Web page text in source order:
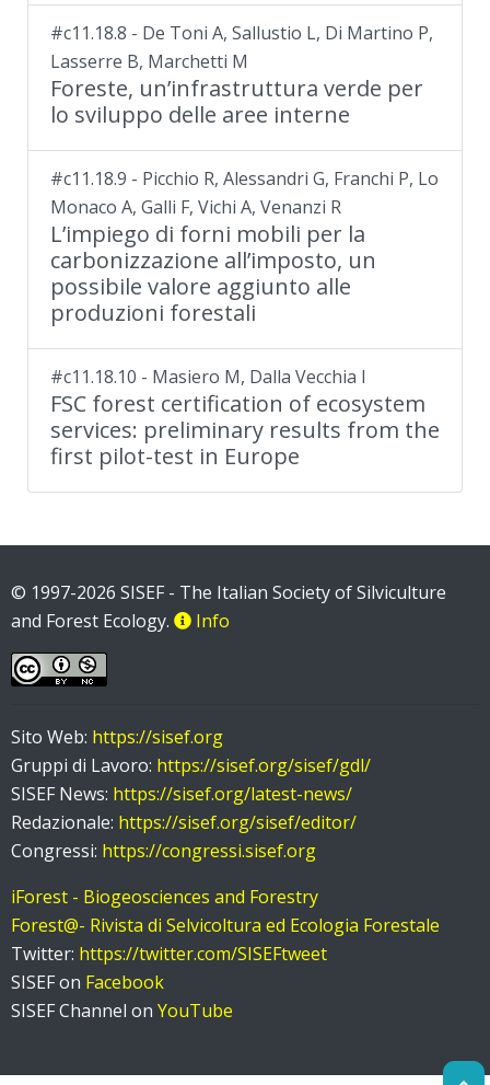
#c11.18.8 - De Toni A, Sallustio L, Di Martino P,
Lasserre B, Marchetti M
Foreste, un’infrastruttura verde per
lo sviluppo delle aree interne
#c11.18.9 - Picchio R, Alessandri G, Franchi P, Lo
Monaco A, Galli F, Vichi A, Venanzi R
L’impiego di forni mobili per la
carbonizzazione all’imposto, un
possibile valore aggiunto alle
produzioni forestali
#c11.18.10 - Masiero M, Dalla Vecchia I
FSC forest certification of ecosystem
services: preliminary results from the
first pilot-test in Europe
© 1997-2026 SISEF - The Italian Society of Silviculture
and Forest Ecology.
Info
Sito Web: https://sisef.org
Gruppi di Lavoro: https://sisef.org/sisef/gdl/
SISEF News: https://sisef.org/latest-news/
Redazionale: https://sisef.org/sisef/editor/
Congressi: https://congressi.sisef.org
iForest - Biogeosciences and Forestry
Forest@- Rivista di Selvicoltura ed Ecologia Forestale
Twitter: https://twitter.com/SISEFtweet
SISEF on Facebook
SISEF Channel on YouTube